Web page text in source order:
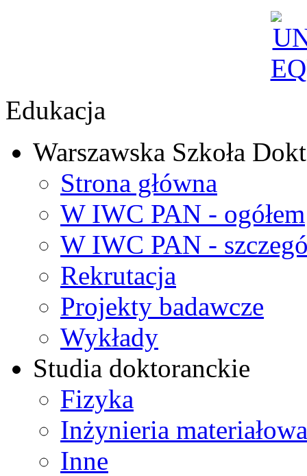
Edukacja
Warszawska Szkoła
Strona główna
W IWC PAN - ogółem
W IWC PAN -
Rekrutacja
Projekty badawcze
Wykłady
Studia doktoranckie
Fizyka
Inżynieria materiałowa
Inne